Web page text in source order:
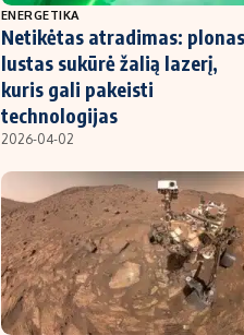
ENERGETIKA
Netikėtas atradimas: plonas
lustas sukūrė žalią lazerį,
kuris gali pakeisti
technologijas
2026-04-02